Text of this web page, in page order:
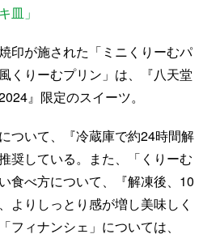
皿」
印が施された「ミニくりーむパ
くりーむプリン」は、『八天堂
』限定のスイーツ。
ついて、『冷蔵庫で約24時間解
奨している。また、「くりーむ
食べ方について、『解凍後、10
よりしっとり感が増し美味しく
フィナンシェ」については、